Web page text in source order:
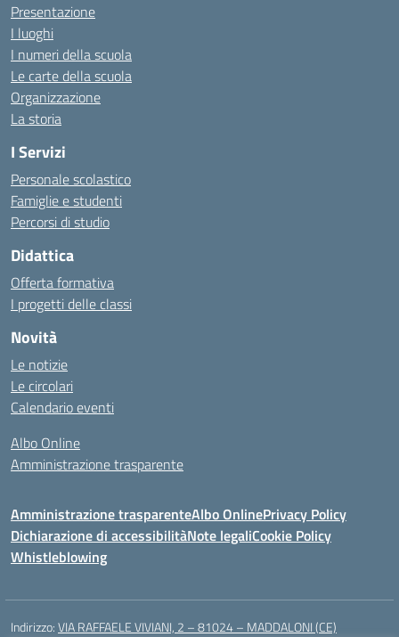
Presentazione
I luoghi
I numeri della scuola
Le carte della scuola
Organizzazione
La storia
I Servizi
Personale scolastico
Famiglie e studenti
Percorsi di studio
Didattica
Offerta formativa
I progetti delle classi
Novità
Le notizie
Le circolari
Calendario eventi
Albo Online
Amministrazione trasparente
Amministrazione trasparenteAlbo OnlinePrivacy Policy
Dichiarazione di accessibilitàNote legaliCookie Policy
Whistleblowing
Indirizzo:VIA RAFFAELE VIVIANI, 2 – 81024 – MADDALONI (CE)